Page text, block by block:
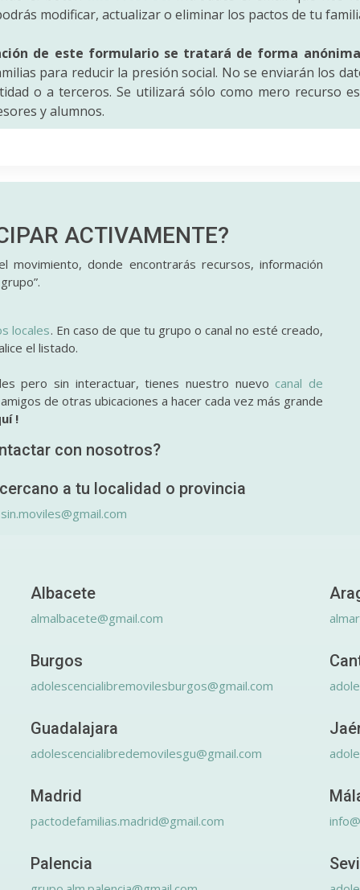
modificar, actualizar o eliminar los pactos de tu
de este formulario se tratará de forma anónima
para reducir la presión social. No se enviarán los
o a terceros. Se utilizará sólo como mero recurso
y alumnos.
ACTIVAMENTE?
donde encontrarás recursos, información
locales. En caso de que tu grupo o canal no esté creado,
el listado.
pero sin interactuar, tienes nuestro nuevo canal de
de otras ubicaciones a hacer cada vez más grande
!
con nosotros?
a tu localidad o provincia
Albacete
almalbacete@gmail.com
Burgos
adolescencialibremovilesburgos@gmail.com
Guadalajara
adolescencialibredemovilesgu@gmail.com
Madrid
pactodefamilias.madrid@gmail.com
Palencia